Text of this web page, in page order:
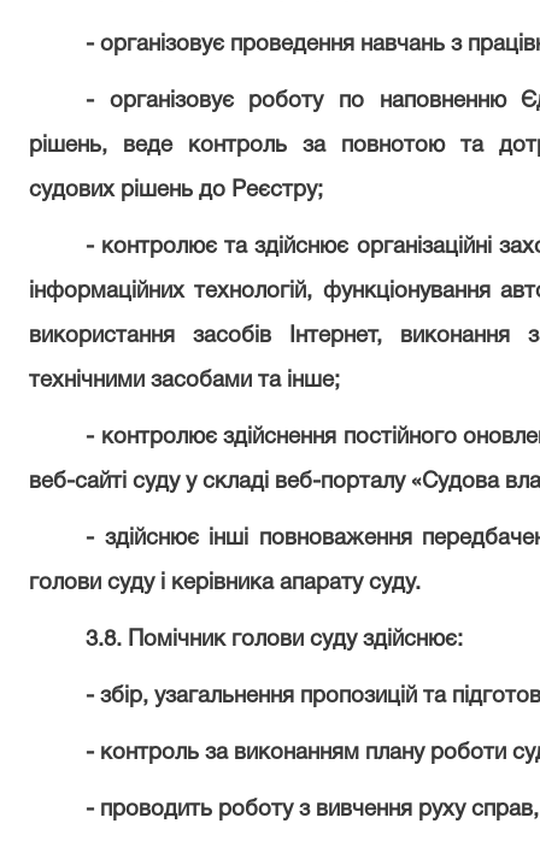
- організовує проведення навчань з
- організовує роботу по наповненню
рішень, веде контроль за повнотою та
судових рішень до Реєстру;
- контролює та здійснює організаційні
інформаційних технологій, функціонування
використання засобів Інтернет, виконання
технічними засобами та інше;
- контролює здійснення постійного
веб-сайті суду у складі веб-порталу «Судова
- здійснює інші повноваження
голови суду і керівника апарату суду.
3.8. Помічник голови суду здійснює:
- збір, узагальнення пропозицій та
- контроль за виконанням плану роботи
- проводить роботу з вивчення руху